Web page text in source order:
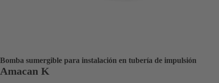
Bomba sumergible para instalación en tubería de impulsión
Amacan K